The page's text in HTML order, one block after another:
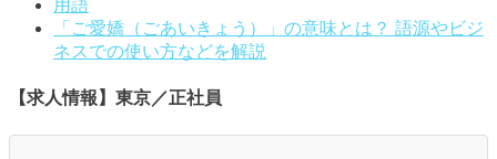
用語
「ご愛嬌（ごあいきょう）」の意味とは？ 語源やビジ
ネスでの使い方などを解説
【求人情報】東京／正社員